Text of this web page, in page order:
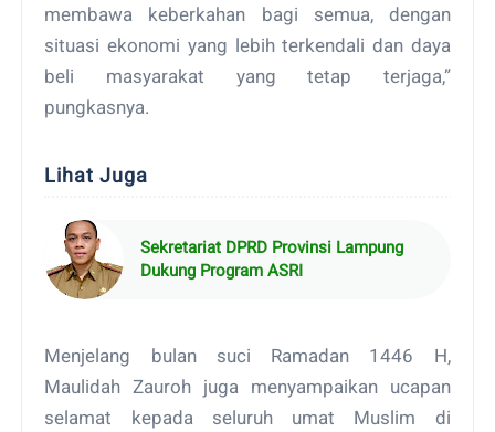
membawa keberkahan bagi semua, dengan
situasi ekonomi yang lebih terkendali dan daya
beli masyarakat yang tetap terjaga,”
pungkasnya.
Lihat Juga
Sekretariat DPRD Provinsi Lampung
Dukung Program ASRI
Menjelang bulan suci Ramadan 1446 H,
Maulidah Zauroh juga menyampaikan ucapan
selamat kepada seluruh umat Muslim di